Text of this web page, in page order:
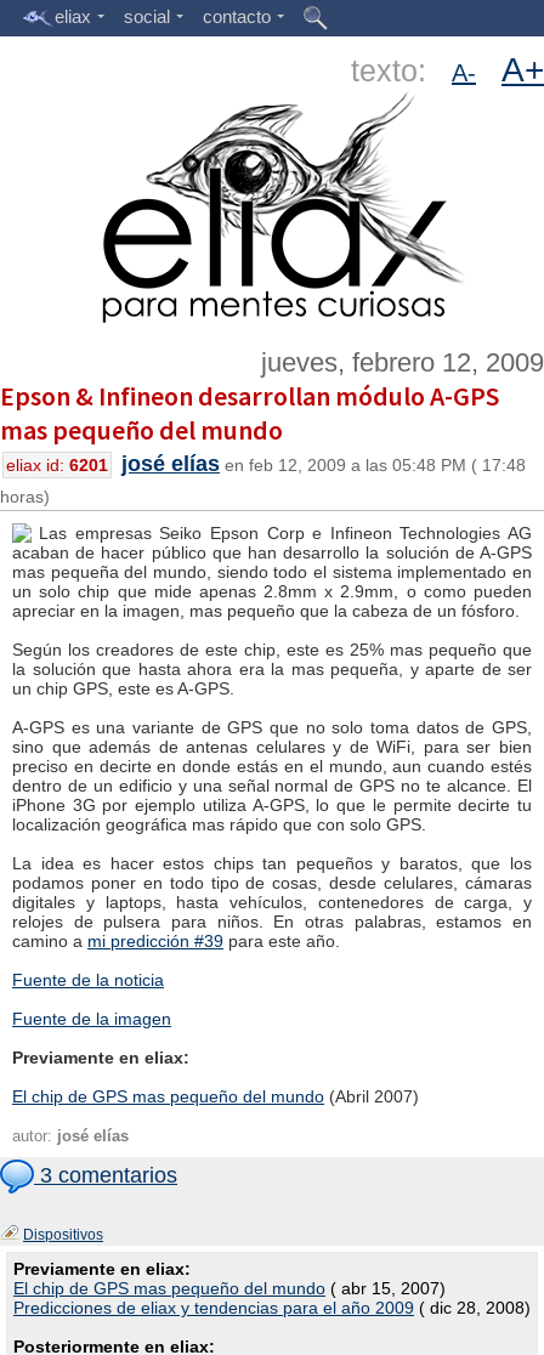
eliax social contacto
texto: A- A+
jueves, febrero 12, 2009
Epson & Infineon desarrollan módulo A-GPS
mas pequeño del mundo
eliax id: 6201 josé elías en feb 12, 2009 a las 05:48 PM ( 17:48
horas)
Las empresas Seiko Epson Corp e Infineon Technologies AG
acaban de hacer público que han desarrollo la solución de A-GPS
mas pequeña del mundo, siendo todo el sistema implementado en
un solo chip que mide apenas 2.8mm x 2.9mm, o como pueden
apreciar en la imagen, mas pequeño que la cabeza de un fósforo.
Según los creadores de este chip, este es 25% mas pequeño que
la solución que hasta ahora era la mas pequeña, y aparte de ser
un chip GPS, este es A-GPS.
A-GPS es una variante de GPS que no solo toma datos de GPS,
sino que además de antenas celulares y de WiFi, para ser bien
preciso en decirte en donde estás en el mundo, aun cuando estés
dentro de un edificio y una señal normal de GPS no te alcance. El
iPhone 3G por ejemplo utiliza A-GPS, lo que le permite decirte tu
localización geográfica mas rápido que con solo GPS.
La idea es hacer estos chips tan pequeños y baratos, que los
podamos poner en todo tipo de cosas, desde celulares, cámaras
digitales y laptops, hasta vehículos, contenedores de carga, y
relojes de pulsera para niños. En otras palabras, estamos en
camino a mi predicción #39 para este año.
Fuente de la noticia
Fuente de la imagen
Previamente en eliax:
El chip de GPS mas pequeño del mundo (Abril 2007)
autor: josé elías
3 comentarios
Dispositivos
Previamente en eliax:
El chip de GPS mas pequeño del mundo ( abr 15, 2007)
Predicciones de eliax y tendencias para el año 2009 ( dic 28, 2008)
Posteriormente en eliax: